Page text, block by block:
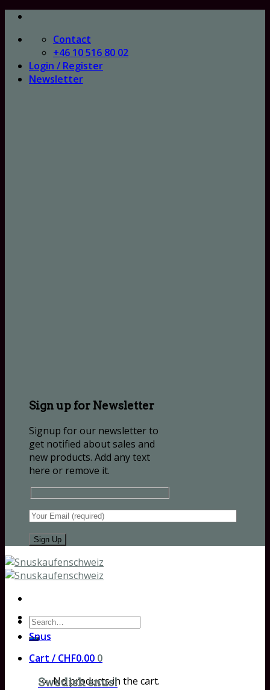
Skip
content
Contact
+46 10 516 80 02
Login / Register
Newsletter
Sign up for Newsletter
Signup for our newsletter to
get notified about sales and
new products. Add any text
here or remove it.
Search
for:
Cart / CHF0.00 0
No products in the cart.
Snus
Swedish snus!